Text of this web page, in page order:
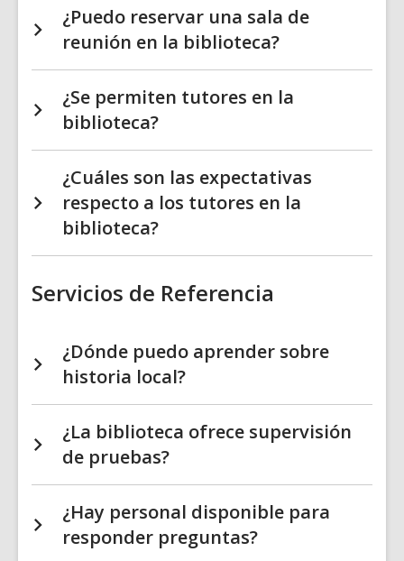
¿Puedo reservar una sala de
reunión en la biblioteca?
¿Se permiten tutores en la
biblioteca?
¿Cuáles son las expectativas
respecto a los tutores en la
biblioteca?
Servicios de Referencia
¿Dónde puedo aprender sobre
historia local?
¿La biblioteca ofrece supervisión
de pruebas?
¿Hay personal disponible para
responder preguntas?